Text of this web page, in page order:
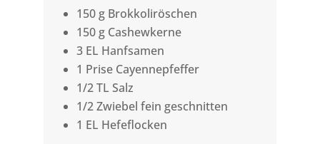
150 g Brokkoliröschen
150 g Cashewkerne
3 EL Hanfsamen
1 Prise Cayennepfeffer
1/2 TL Salz
1/2 Zwiebel fein geschnitten
1 EL Hefeflocken